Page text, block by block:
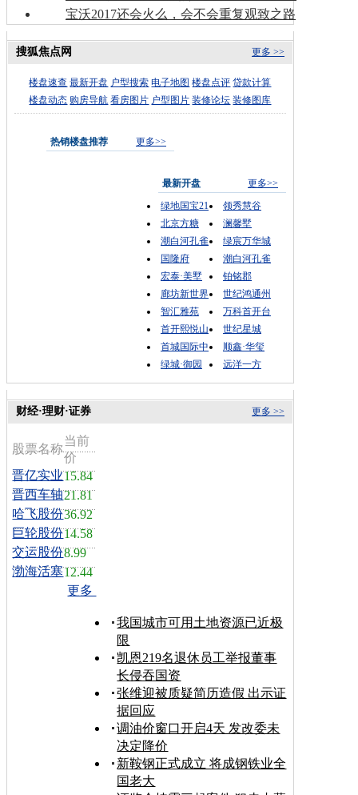
宝沃2017还会火么，会不会重复观致之路
更多 >>
搜狐焦点网
楼盘速查 最新开盘 户型搜索 电子地图 楼盘点评 贷款计算
楼盘动态 购房导航 看房图片 户型图片 装修论坛 装修图库
热销楼盘推荐 更多>>
最新开盘
更多>>
绿地国宝21
领秀慧谷
北京方糖
澜馨墅
潮白河孔雀
绿宸万华城
国隆府
潮白河孔雀
宏泰·美墅
铂铭郡
廊坊新世界
世纪鸿通州
智汇雅苑
万科首开台
首开熙悦山
世纪星城
首城国际中
顺鑫·华玺
绿城·御园
远洋一方
更多 >>
财经·理财·证券
股票名称
当前
价
晋亿实业15.84
晋西车轴21.81
哈飞股份36.92
巨轮股份14.58
交运股份8.99
渤海活塞12.44
更多
我国城市可用土地资源已近极
限
凯恩219名退休员工举报董事
长侵吞国资
张维迎被质疑简历造假 出示证
据回应
调油价窗口开启4天 发改委未
决定降价
新鞍钢正式成立 将成钢铁业全
国老大